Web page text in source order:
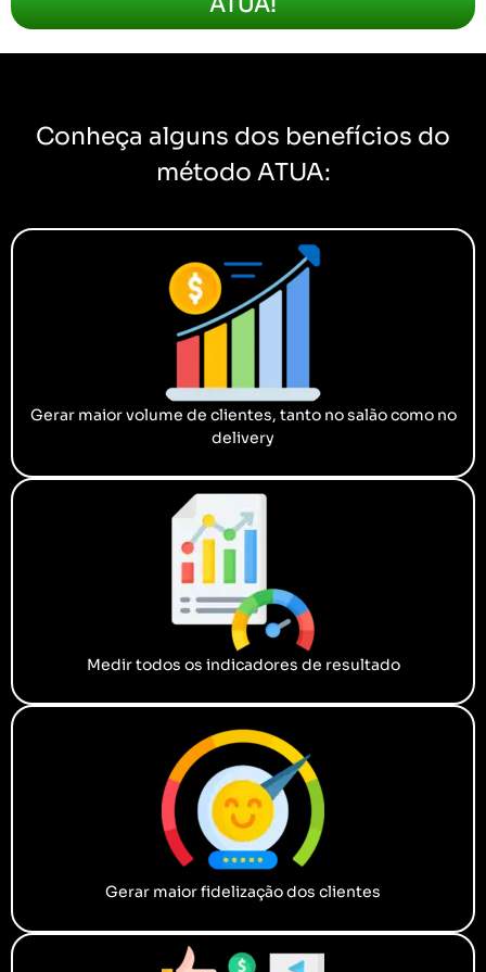
Conheça alguns dos benefícios do
método ATUA:
Gerar maior volume de clientes, tanto no salão como no
delivery
Medir todos os indicadores de resultado
Gerar maior fidelização dos clientes